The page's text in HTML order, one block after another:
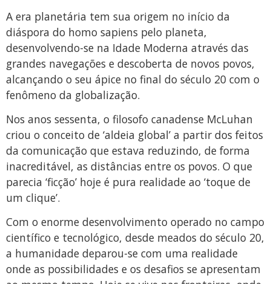
A era planetária tem sua origem no início da
diáspora do homo sapiens pelo planeta,
desenvolvendo-se na Idade Moderna através das
grandes navegações e descoberta de novos povos,
alcançando o seu ápice no final do século 20 com o
fenômeno da globalização.
Nos anos sessenta, o filosofo canadense McLuhan
criou o conceito de ‘aldeia global’ a partir dos feitos
da comunicação que estava reduzindo, de forma
inacreditável, as distâncias entre os povos. O que
parecia ‘ficção’ hoje é pura realidade ao ‘toque de
um clique’.
Com o enorme desenvolvimento operado no campo
científico e tecnológico, desde meados do século 20,
a humanidade deparou-se com uma realidade
onde as possibilidades e os desafios se apresentam